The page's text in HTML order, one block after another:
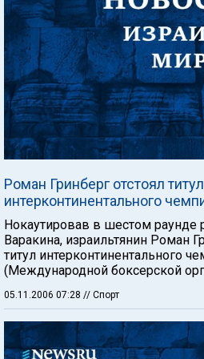
Роман Гринберг отстоял титул
интерконтинентального
Нокаутировав в шестом раунде
Варакина, израильтянин Роман
титул интерконтинентального
(Международной боксерской
05.11.2006 07:28 // Спорт